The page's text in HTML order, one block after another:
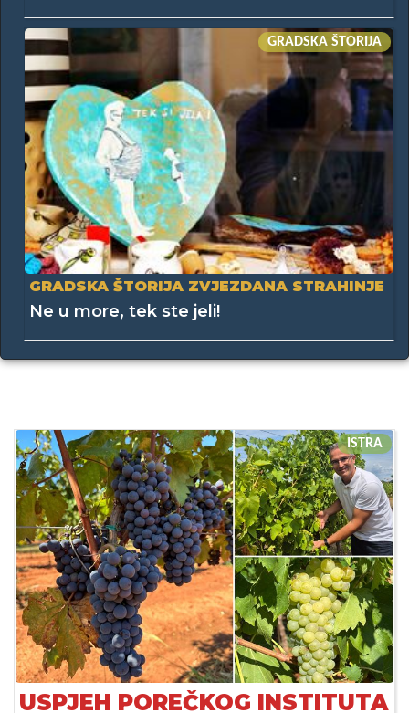
GRADSKA ŠTORIJA
GRADSKA ŠTORIJA ZVJEZDANA STRAHINJE
Ne u more, tek ste jeli!
ISTRA
USPJEH POREČKOG INSTITUTA